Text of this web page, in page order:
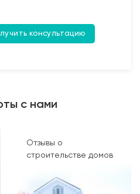
консультацию
с нами
Отзывы о
строительстве домов